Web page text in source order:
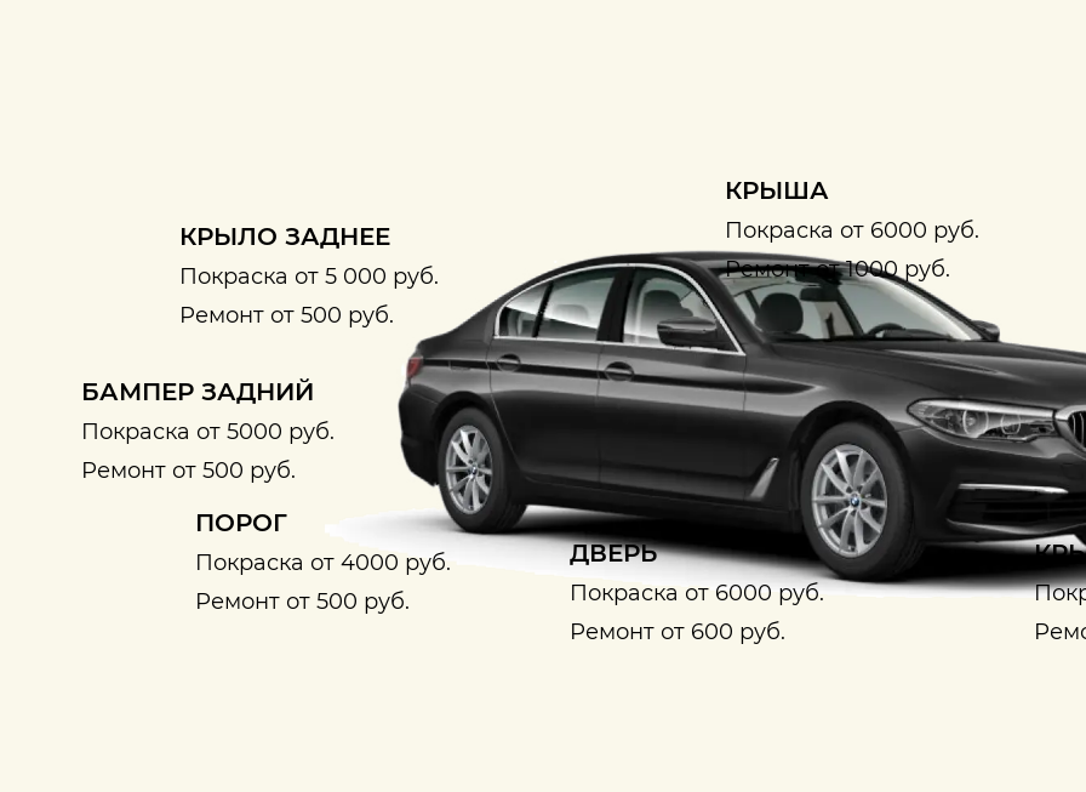
КРЫША
Покраска от 6000 руб.
Ремонт от 1000 руб.
КРЫЛО ЗАДНЕЕ
Покраска от 5 000 руб.
Ремонт от 500 руб.
БАМПЕР ЗАДНИЙ
Покраска от 5000 руб.
Ремонт от 500 руб.
ПОРОГ
Покраска от 4000 руб.
Ремонт от 500 руб.
ДВЕРЬ
Покраска от 6000 руб.
Ремонт от 600 руб.